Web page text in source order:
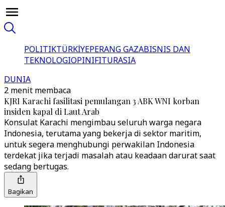
POLITIKTÜRKİYEPERANG GAZABISNIS DAN
TEKNOLOGIOPINIFITURASIA
DUNIA
2 menit membaca
KJRI Karachi fasilitasi pemulangan 3 ABK WNI korban
insiden kapal di Laut Arab
Konsulat Karachi mengimbau seluruh warga negara
Indonesia, terutama yang bekerja di sektor maritim,
untuk segera menghubungi perwakilan Indonesia
terdekat jika terjadi masalah atau keadaan darurat saat
sedang bertugas.
Bagikan